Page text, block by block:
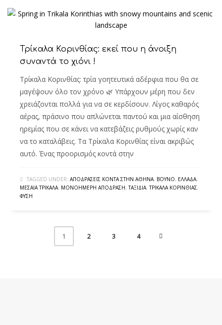
Τρίκαλα Κορινθίας: εκεί που η άνοιξη
συναντά το χιόνι !
Τρίκαλα Κορινθίας: τρία γοητευτικά αδέρφια που θα σε
μαγέψουν όλο τον χρόνο 🌿 Υπάρχουν μέρη που δεν
χρειάζονται πολλά για να σε κερδίσουν. Λίγος καθαρός
αέρας, πράσινο που απλώνεται παντού και μια αίσθηση
ηρεμίας που σε κάνει να κατεβάζεις ρυθμούς χωρίς καν
να το καταλάβεις. Τα Τρίκαλα Κορινθίας είναι ακριβώς
αυτό. Ένας προορισμός κοντά στην
TAGGED UNDER: ΑΠΟΔΡΆΣΕΙΣ ΚΟΝΤΆ ΣΤΗΝ ΑΘΉΝΑ, ΒΟΥΝΌ, ΕΛΛΆΔΑ,
ΜΕΣΑΊΑ ΤΡΊΚΑΛΑ, ΜΟΝΟΉΜΕΡΗ ΑΠΌΔΡΑΣΗ,ΤΑΞΊΔΙΑ,ΤΡΊΚΑΛΑ ΚΟΡΙΝΘΊΑΣ,
ΦΎΣΗ
1 2 3 4